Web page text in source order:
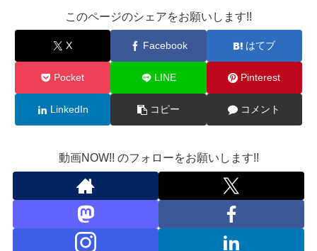
このページのシェアをお願いします!!
X Facebook はてブ
Pocket LINE Pinterest
LinkedIn コピー コメント
動画NOW!! のフォローをお願いします!!